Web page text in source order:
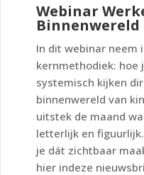
Webinar
Binnenwereld
In dit webinar neem
kernmethodiek: hoe
systemisch kijken
binnenwereld van
uitstek de maand
letterlijk en
je dát zichtbaar
hier indeze